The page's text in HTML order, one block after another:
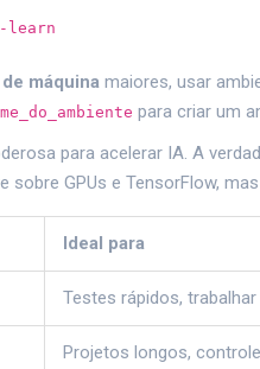
learn
máquina maiores, usar
para criar um
para acelerar IA. A
sobre GPUs e TensorFlow,
Ideal para
Testes rápidos,
Projetos longos,